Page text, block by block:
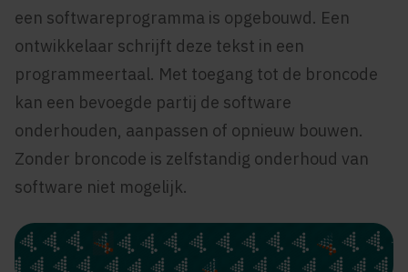
een softwareprogramma is opgebouwd. Een
ontwikkelaar schrijft deze tekst in een
programmeertaal. Met toegang tot de broncode
kan een bevoegde partij de software
onderhouden, aanpassen of opnieuw bouwen.
Zonder broncode is zelfstandig onderhoud van
software niet mogelijk.